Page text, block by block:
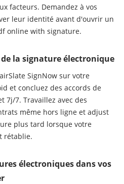
facteurs. Demandez à vos
leur identité avant d'ouvrir un
online with signature.
la signature électronique
SignNow sur votre
et concluez des accords de
7j/7. Travaillez avec des
même hors ligne et adjust
plus tard lorsque votre
rétablie.
électroniques dans vos